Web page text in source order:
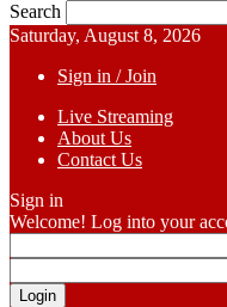
Search
Saturday, August 8, 2026
Sign in / Join
Live Streaming
About Us
Contact Us
Sign in
Welcome! Log into your